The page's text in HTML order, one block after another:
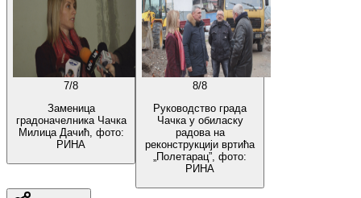
7/8
Заменица
градоначелника Чачка
Милица Дачић, фото:
РИНА
8/8
Руководство града
Чачка у обиласку
радова на
реконструкцији вртића
„Полетарац”, фото:
РИНА